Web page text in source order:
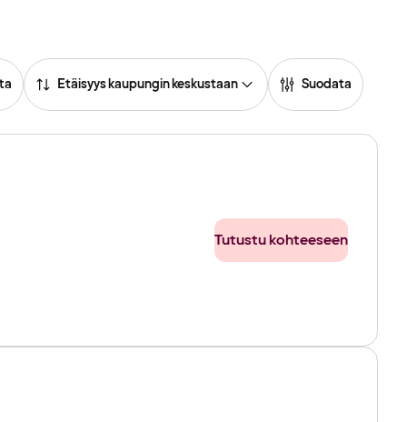
Etäisyys kaupungin keskustaan Suodata
Tutustu kohteeseen